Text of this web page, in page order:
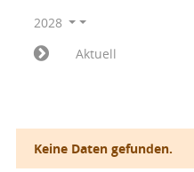
2028
Aktuell
Keine Daten gefunden.